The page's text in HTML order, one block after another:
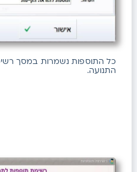
כל התוספות נשמרות במסך
התנועה.